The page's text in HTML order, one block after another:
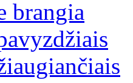
brangia